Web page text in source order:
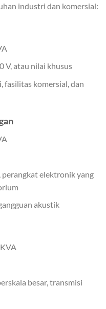
industri dan komersial:
V, atau nilai khusus
komersial, dan
perangkat elektronik yang
akustik
besar, transmisi